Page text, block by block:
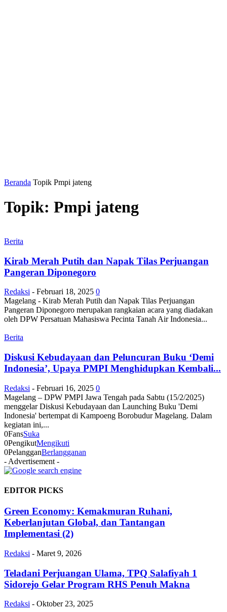
Beranda Topik Pmpi jateng
Topik: Pmpi jateng
Berita
Kirab Merah Putih dan Napak Tilas Perjuangan
Pangeran Diponegoro
Redaksi - Februari 18, 2025 0
Magelang - Kirab Merah Putih dan Napak Tilas Perjuangan
Pangeran Diponegoro merupakan rangkaian acara yang diadakan
oleh DPW Persatuan Mahasiswa Pecinta Tanah Air Indonesia...
Berita
Diskusi Kebudayaan dan Peluncuran Buku ‘Demi
Indonesia’, Upaya PMPI Menghidupkan Kembali...
Redaksi - Februari 16, 2025 0
Magelang – DPW PMPI Jawa Tengah pada Sabtu (15/2/2025)
menggelar Diskusi Kebudayaan dan Launching Buku 'Demi
Indonesia' bertempat di Kampoeng Borobudur Magelang. Dalam
kegiatan ini,...
0FansSuka
0PengikutMengikuti
0PelangganBerlangganan
- Advertisement -
EDITOR PICKS
Green Economy: Kemakmuran Ruhani,
Keberlanjutan Global, dan Tantangan
Implementasi (2)
Redaksi - Maret 9, 2026
Teladani Perjuangan Ulama, TPQ Salafiyah 1
Sidorejo Gelar Program RHS Penuh Makna
Redaksi - Oktober 23, 2025